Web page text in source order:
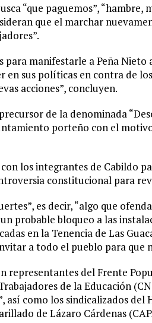
“que paguemos”, “hambre,
que el marchar
manifestarle a Peña Nieto
en sus políticas en contra de
acciones”, concluyen.
de la denominada
porteño con el
los integrantes de Cabildo
constitucional para
es decir, “algo que
probable bloqueo a las
en la Tenencia de Las
a todo el pueblo para que
representantes del Frente
de la Educación
así como los sindicalizados del
de Lázaro Cárdenas